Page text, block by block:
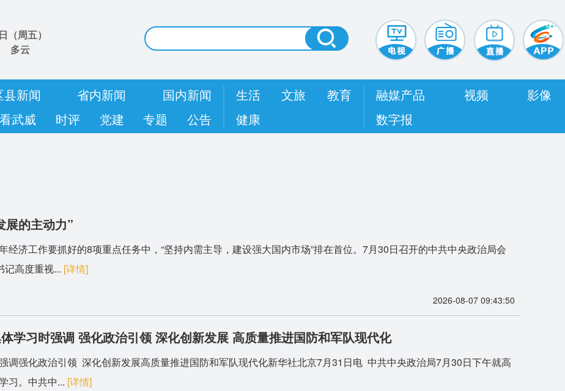
（周五）
多云
县新闻 省内新闻
国内新闻
武威 时评 党建 专题 公告
生活 文旅
教育
健康
融媒产品 视频
影像
数字报
展的主动力”
济工作要抓好的8项重点任务中，“坚持内需主导，建设强大国内市场”排在首位。7月30日召开的中共中央政治局会
记高度重视... [详情]
2026-08-07 09:43:50
学习时强调 强化政治引领 深化创新发展 高质量推进国防和军队现代化
调强化政治引领 深化创新发展高质量推进国防和军队现代化新华社北京7月31日电 中共中央政治局7月30日下午就高
习。中共中... [详情]